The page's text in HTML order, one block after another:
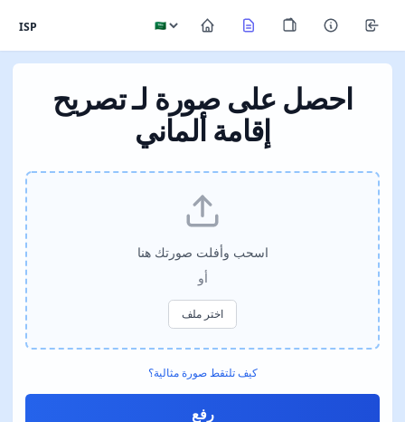
ISP
احصل على صورة لـ تصريح
إقامة ألماني
اسحب وأفلت صورتك هنا
أو
اختر ملف
كيف تلتقط صورة مثالية؟